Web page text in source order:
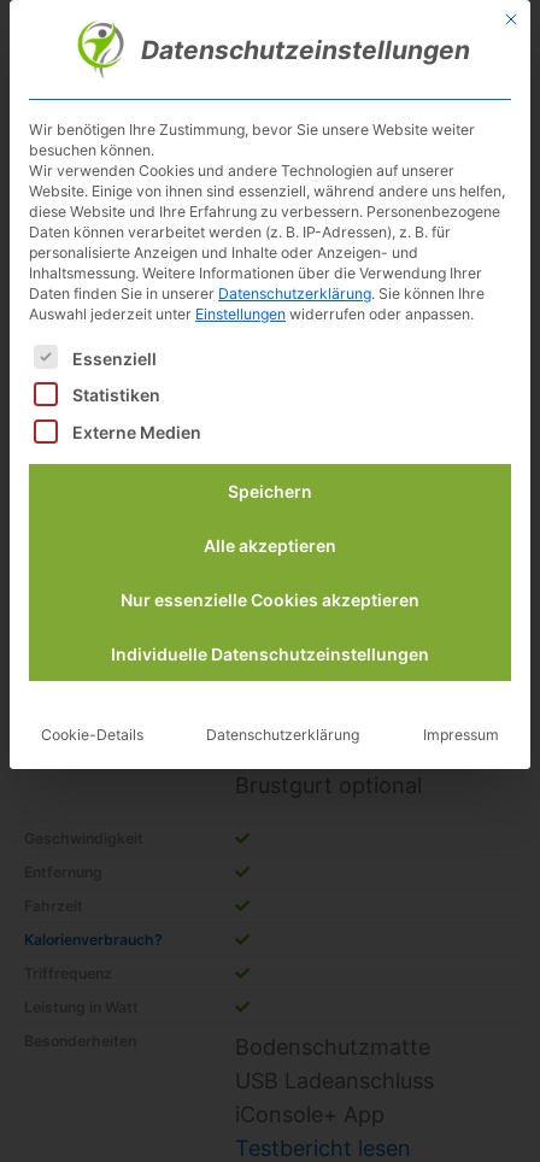
Skip
Besuche meinen Youtube-Kanal ▶︎
Hop-Sport HS-095H
Ergometer mit App-Steuerung
Preisvergleich
inkl. 19% gesetzlicher MwSt.
Schwungmasse?
13.5Kg
bis Körpergewicht
135Kg
Widerstand
32
Pulsmessung
✓Handpulssensoren
Brustgurt optional
Kalorienverbrauch?
Bodenschutzmatte
USB Ladeanschluss
iConsole+ App
Testbericht lesen
Mit
Datenschutzeinstellungen
Wir benötigen Ihre Zustimmung, bevor Sie unsere Website weiter
besuchen können.
Wir verwenden Cookies und andere Technologien auf unserer
Website. Einige von ihnen sind essenziell, während andere uns helfen,
diese Website und Ihre Erfahrung zu verbessern. Personenbezogene
Daten können verarbeitet werden (z. B. IP-Adressen), z. B. für
personalisierte Anzeigen und Inhalte oder Anzeigen- und
Inhaltsmessung. Weitere Informationen über die Verwendung Ihrer
Daten finden Sie in unserer Datenschutzerklärung. Sie können Ihre
Auswahl jederzeit unter Einstellungen widerrufen oder anpassen.
Es folgt eine Liste der Service-Gruppen, für die eine
Essenziell
Statistiken
Externe Medien
Speichern
Alle akzeptieren
Nur essenzielle Cookies akzeptieren
Individuelle Datenschutzeinstellungen
Cookie-Details Datenschutzerklärung Impressum